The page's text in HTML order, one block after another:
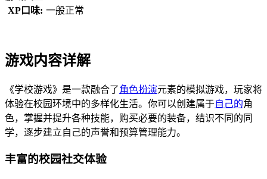
XP口味: 一般正常
游戏内容详解
《学校游戏》是一款融合了角色扮演元素的模拟游戏，玩家将
体验在校园环境中的多样化生活。你可以创建属于自己的角
色，掌握并提升各种技能，购买必要的装备，结识不同的同
学，逐步建立自己的声誉和预算管理能力。
丰富的校园社交体验